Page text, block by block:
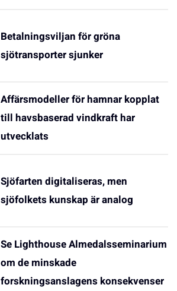
Betalningsviljan för gröna
sjötransporter sjunker
Affärsmodeller för hamnar kopplat
till havsbaserad vindkraft har
utvecklats
Sjöfarten digitaliseras, men
sjöfolkets kunskap är analog
Se Lighthouse Almedalsseminarium
om de minskade
forskningsanslagens konsekvenser